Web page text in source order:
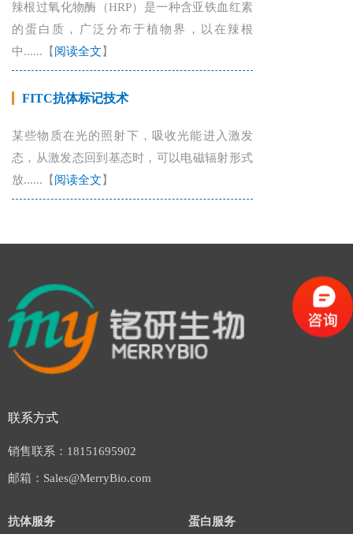
辣根过氧化物酶（HRP）是一种含亚铁血红素
的蛋白质，广泛分布于植物界，以在辣根
中......【 阅读全文 】
FITC抗体标记技术
某些物质在光的照射下，吸收光能进入激发
态，从激发态回到基态时，可以电磁辐射形式
放......【 阅读全文 】
联系方式
销售联系：18151695902
邮箱：Sales@MerryBio.com
抗体服务 蛋白服务